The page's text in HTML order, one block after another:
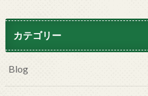
カテゴリー
Blog